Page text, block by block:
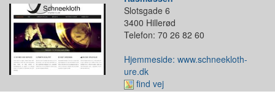
Slotsgade 6
3400 Hillerød
Telefon: 70 26 82 60
Hjemmeside: www.schneekloth-
ure.dk
find vej